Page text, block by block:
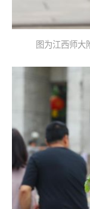
图为江西师大